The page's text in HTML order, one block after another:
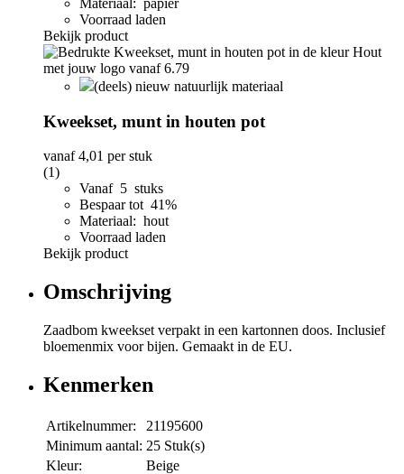
Voorraad laden
Bekijk product
(deels) nieuw natuurlijk materiaal
Kweekset, munt in houten pot
vanaf4,01 per stuk
(1)
Vanaf 5 stuks
Bespaar tot 41%
Materiaal: hout
Voorraad laden
Bekijk product
Omschrijving
Zaadbom kweekset verpakt in een kartonnen doos. Inclusief
bloemenmix voor bijen. Gemaakt in de EU.
Kenmerken
Artikelnummer:
21195600
Minimum aantal: 25 Stuk(s)
Kleur:
Beige